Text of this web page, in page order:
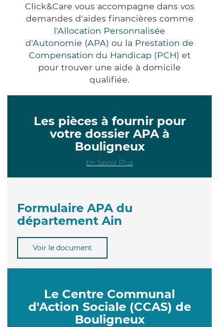
Click&Care vous accompagne dans vos
demandes d'aides financières comme
l'Allocation Personnalisée
d'Autonomie (APA) ou la Prestation de
Compensation du Handicap (PCH) et
pour trouver une aide à domicile
qualifiée.
Les pièces à fournir pour
votre dossier APA à
Bouligneux
En Savoir Plus
Formulaire APA du
département Ain
Voir le document
Le Centre Communal
d'Action Sociale (CCAS) de
Bouligneux